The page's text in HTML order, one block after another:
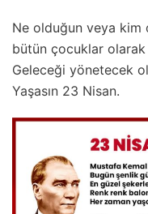
Ne olduğun veya kim
bütün çocuklar
Geleceği yönetecek
Yaşasın 23 Nisan.